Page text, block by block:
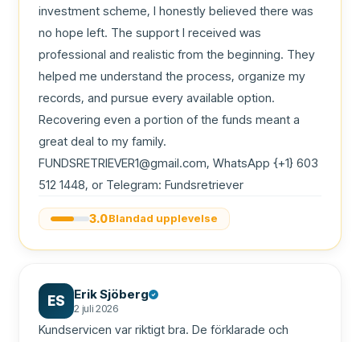
investment scheme, I honestly believed there was
no hope left. The support I received was
professional and realistic from the beginning. They
helped me understand the process, organize my
records, and pursue every available option.
Recovering even a portion of the funds meant a
great deal to my family.
FUNDSRETRIEVER1@gmail.com, WhatsApp {+1} 603
512 1448, or Telegram: Fundsretriever
3.0Blandad upplevelse
ES Erik Sjöberg
2 juli 2026
Kundservicen var riktigt bra. De förklarade och